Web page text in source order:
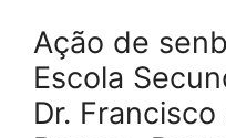
Ação de
Escola
Dr.